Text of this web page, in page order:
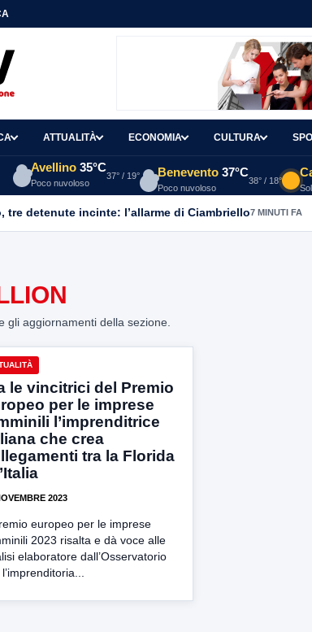
ATTUALITÀ ECONOMIA CULTURA
Avellino 35°C
Poco nuvoloso
37° / 19° Benevento 37°C
Poco nuvoloso
38° / 18°
tre detenute incinte: l’allarme di Ciambriello7 MINUTI FA
gli aggiornamenti della sezione.
le vincitrici del Premio
per le imprese
l’imprenditrice
che crea
tra la Florida
2023
europeo per le imprese
2023 risalta e dà voce alle
elaboratore dall’Osservatorio